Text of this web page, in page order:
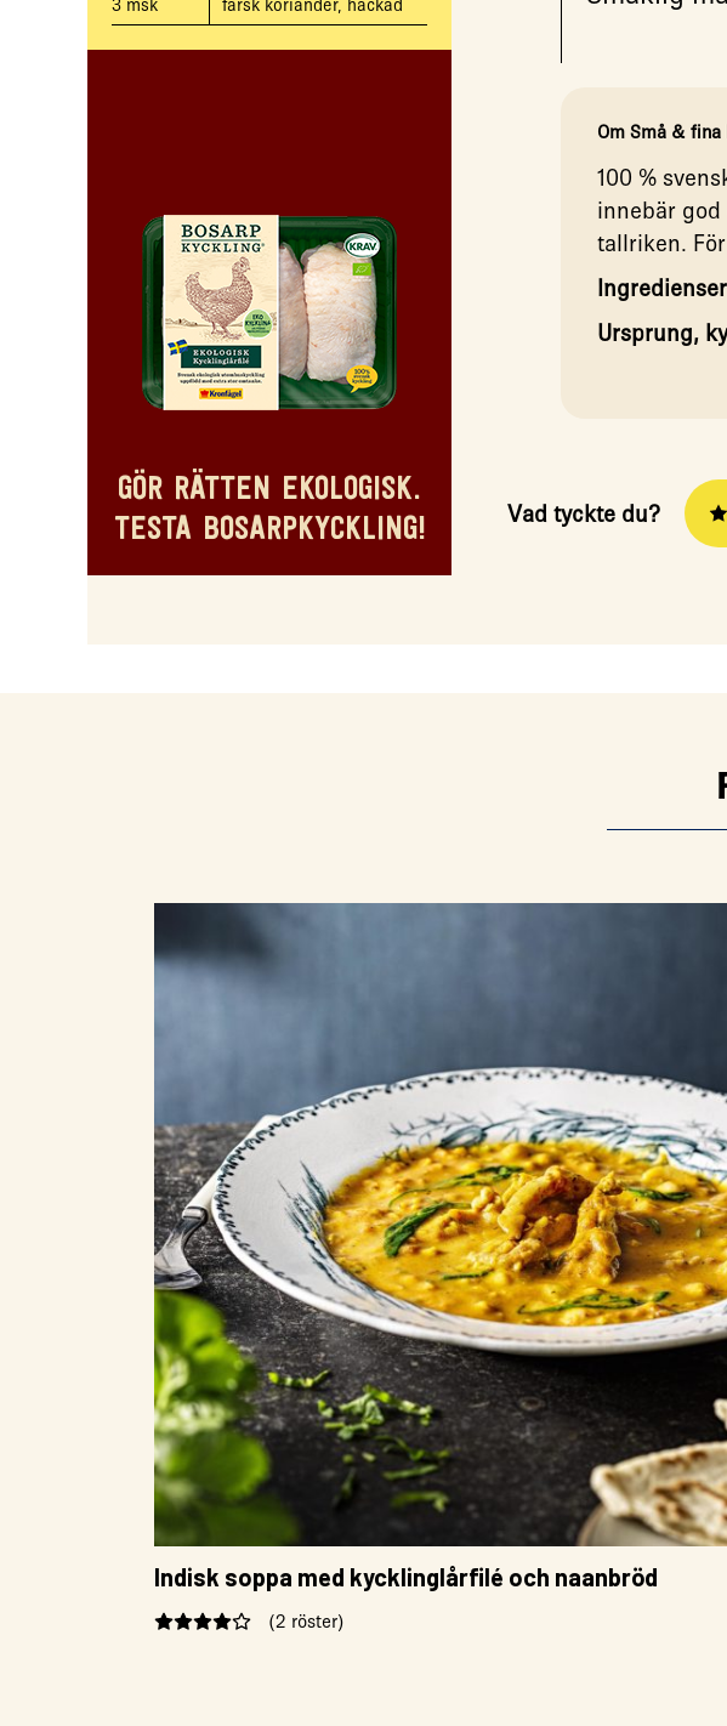
3 msk färsk koriander, hackad
GÖR RÄTTEN EKOLOGISK.
TESTA BOSARPKYCKLING!
Om Små &
100 %
innebär
tallriken.
Ursprung,
Vad tyckte du?
Indisk soppa med kycklinglårfilé och naanbröd
(2 röster)